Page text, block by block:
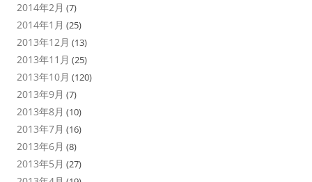
2014年2月 (7)
2014年1月 (25)
2013年12月 (13)
2013年11月 (25)
2013年10月 (120)
2013年9月 (7)
2013年8月 (10)
2013年7月 (16)
2013年6月 (8)
2013年5月 (27)